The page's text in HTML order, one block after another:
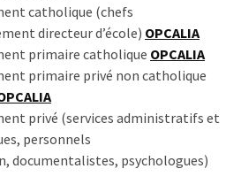
catholique (chefs
directeur d’école) OPCALIA
primaire catholique OPCALIA
primaire privé non catholique
privé (services administratifs et
personnels
documentalistes, psychologues)